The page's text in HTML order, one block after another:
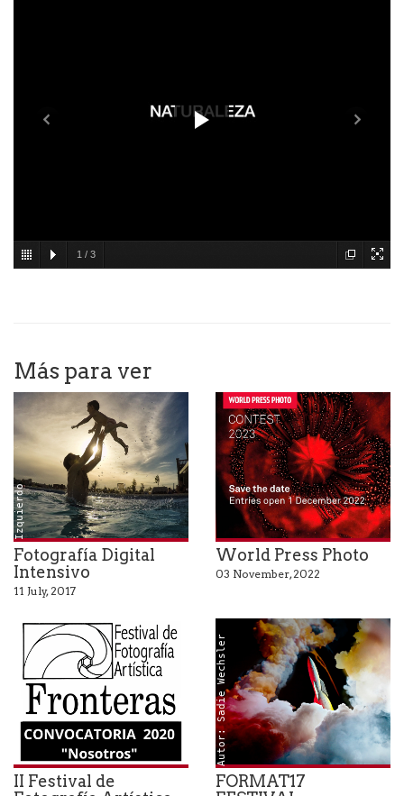
1 / 3
Más para ver
e
o
Fotografía Digital
Intensivo
11 July, 2017
World Press Photo
03 November, 2022
II Festival de
Autor: Sadie Wechsler
FORMAT17